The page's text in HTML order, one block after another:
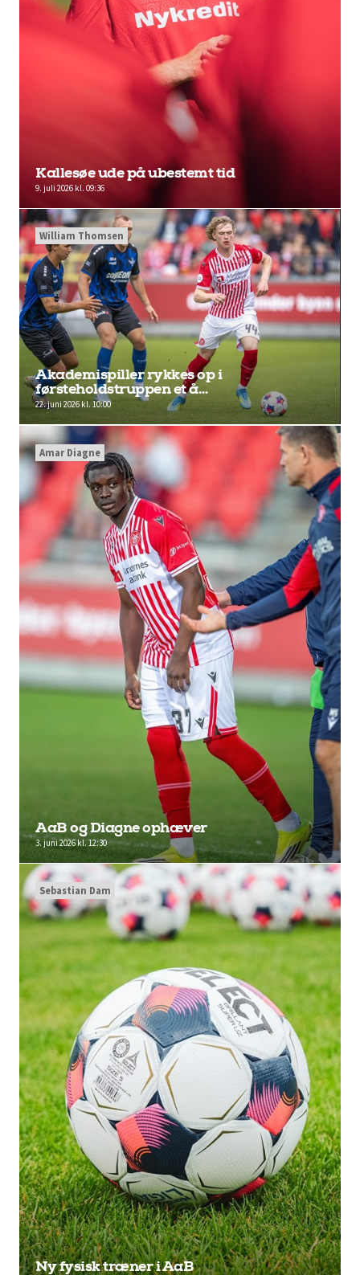
Kallesøe ude på ubestemt tid
9. juli 2026 kl. 09:36
Akademispiller rykkes op i
førsteholdstruppen et å…
22. juni 2026 kl. 10:00
William Thomsen
AaB og Diagne ophæver
3. juni 2026 kl. 12:30
Amar Diagne
Ny fysisk træner i AaB
Sebastian Dam